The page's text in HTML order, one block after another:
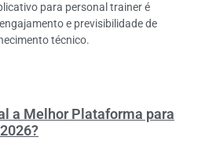
para personal trainer é
e previsibilidade de
técnico.
a Melhor Plataforma para